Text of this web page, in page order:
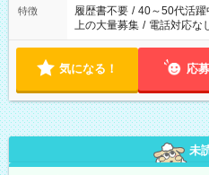
合は応募できません。
特徴 履歴書不要 / 40～50代活躍
上の大量募集 / 電話対応な
気になる！ 応
未